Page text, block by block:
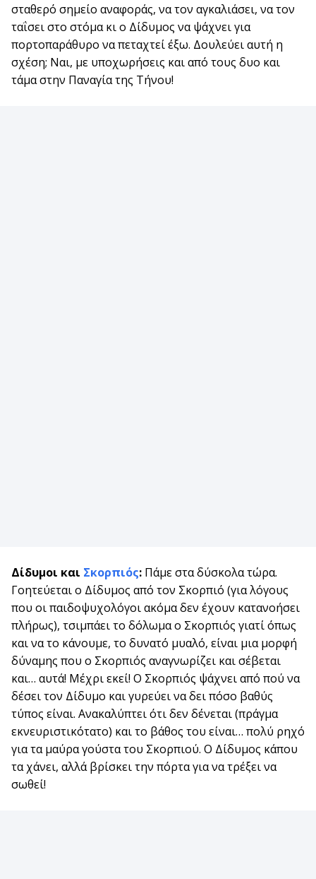
σταθερό σημείο αναφοράς, να τον αγκαλιάσει, να τον
ταΐσει στο στόμα κι ο Δίδυμος να ψάχνει για
πορτοπαράθυρο να πεταχτεί έξω. Δουλεύει αυτή η
σχέση; Ναι, με υποχωρήσεις και από τους δυο και
τάμα στην Παναγία της Τήνου!
Δίδυμοι και Σκορπιός: Πάμε στα δύσκολα τώρα.
Γοητεύεται ο Δίδυμος από τον Σκορπιό (για λόγους
που οι παιδοψυχολόγοι ακόμα δεν έχουν κατανοήσει
πλήρως), τσιμπάει το δόλωμα ο Σκορπιός γιατί όπως
και να το κάνουμε, το δυνατό μυαλό, είναι μια μορφή
δύναμης που ο Σκορπιός αναγνωρίζει και σέβεται
και… αυτά! Μέχρι εκεί! Ο Σκορπιός ψάχνει από πού να
δέσει τον Δίδυμο και γυρεύει να δει πόσο βαθύς
τύπος είναι. Ανακαλύπτει ότι δεν δένεται (πράγμα
εκνευριστικότατο) και το βάθος του είναι… πολύ ρηχό
για τα μαύρα γούστα του Σκορπιού. Ο Δίδυμος κάπου
τα χάνει, αλλά βρίσκει την πόρτα για να τρέξει να
σωθεί!